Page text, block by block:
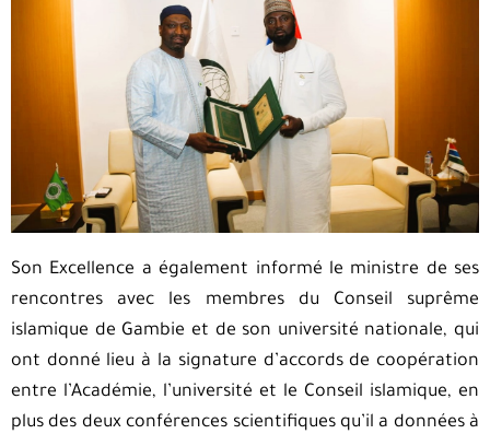
Son Excellence a également informé le ministre de ses
rencontres avec les membres du Conseil suprême
islamique de Gambie et de son université nationale, qui
ont donné lieu à la signature d’accords de coopération
entre l’Académie, l’université et le Conseil islamique, en
plus des deux conférences scientifiques qu’il a données à